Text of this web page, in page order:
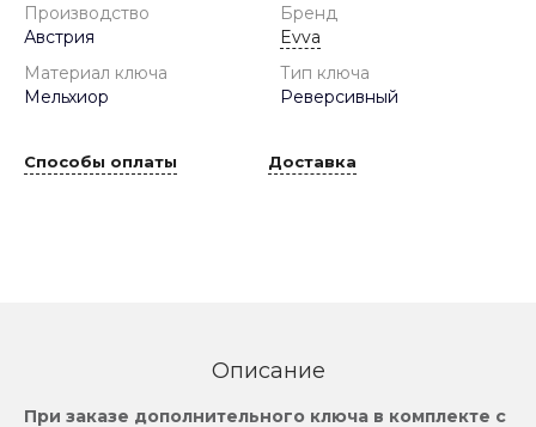
Производство
Австрия
Бренд
Evva
Материал ключа
Мельхиор
Тип ключа
Реверсивный
Способы оплаты Доставка
Описание
При заказе дополнительного ключа в комплекте с